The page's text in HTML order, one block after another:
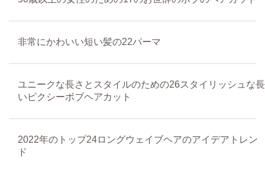
非常にかわいい短い髪の22パーマ
ユニークな長さとスタイルのための26スタイリッシュな長
いピクシーボブヘアカット
2022年のトップ24ロングウェイブヘアのアイデアトレン
ド